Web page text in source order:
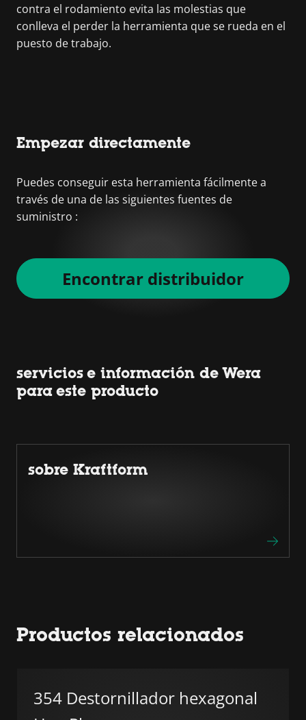
contra el rodamiento evita las molestias que
conlleva el perder la herramienta que se rueda en el
puesto de trabajo.
Empezar directamente
Puedes conseguir esta herramienta fácilmente a
través de una de las siguientes fuentes de
suministro :
Encontrar distribuidor
servicios e información de Wera
para este producto
sobre Kraftform
Productos relacionados
354 Destornillador hexagonal